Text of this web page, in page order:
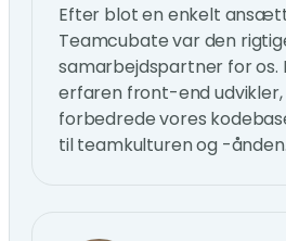
Efter blot en enkelt
Teamcubate var den
samarbejdspartner for os.
erfaren front-end udvikler,
forbedrede vores
til teamkulturen og -ånden.